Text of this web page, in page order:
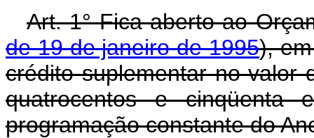
Art. 1° Fica aberto ao
de 19 de janeiro de 1995),
crédito suplementar no valor
quatrocentos e
programação constante do